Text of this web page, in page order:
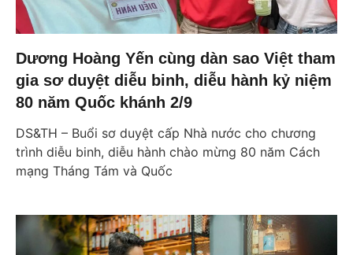
Dương Hoàng Yến cùng dàn sao Việt tham
gia sơ duyệt diễu binh, diễu hành kỷ niệm
80 năm Quốc khánh 2/9
DS&TH – Buổi sơ duyệt cấp Nhà nước cho chương
trình diễu binh, diễu hành chào mừng 80 năm Cách
mạng Tháng Tám và Quốc